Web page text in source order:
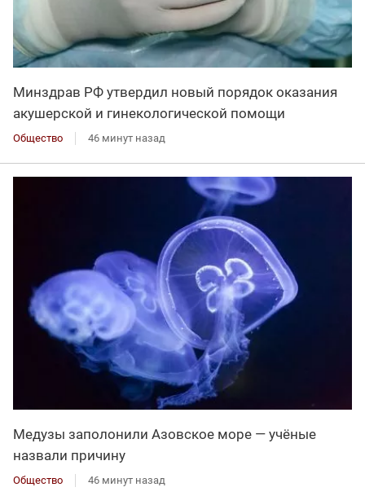
Минздрав РФ утвердил новый порядок оказания
акушерской и гинекологической помощи
Общество 46 минут назад
Медузы заполонили Азовское море — учёные
назвали причину
Общество 46 минут назад